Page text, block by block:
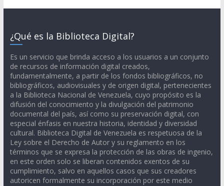
¿Qué es la Biblioteca Digital?
Es un servicio que brinda acceso a los usuarios a un conjunto
de recursos de información digital creados,
fundamentalmente, a partir de los fondos bibliográficos, no
bibliográficos, audiovisuales y de origen digital, pertenecientes
a la Biblioteca Nacional de Venezuela, cuyo propósito es la
difusión del conocimiento y la divulgación del patrimonio
documental del país, así como su preservación digital, con
especial énfasis en nuestra historia, identidad y diversidad
cultural. Biblioteca Digital de Venezuela es respetuosa de la
Ley sobre el Derecho de Autor y su reglamento en los
términos que se expresa la protección de las obras de ingenio,
en este orden solo se liberan contenidos exentos de su
cumplimiento, salvo en aquellos casos que sus creadores
autoricen formalmente su incorporación por este medio